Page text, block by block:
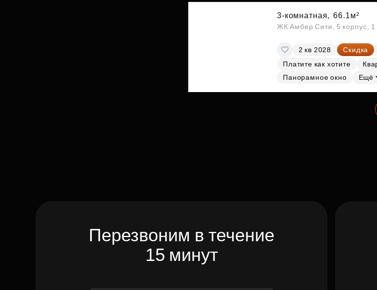
3-комнатная, 66.1м²
ЖК Амбер Сити, 5 корпус,
2 кв 2028 Скидка
Платите как хотите
Панорамное окно
Ещё
Перезвоним в течение
15 минут